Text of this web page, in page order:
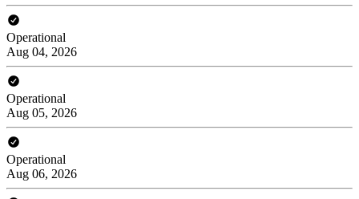
Operational
Aug 04, 2026
Operational
Aug 05, 2026
Operational
Aug 06, 2026